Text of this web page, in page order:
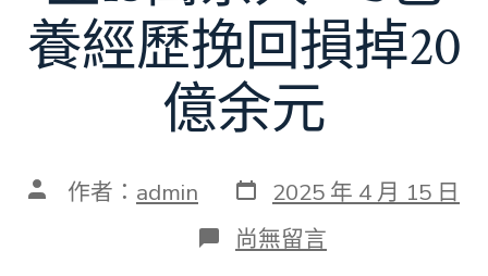
養經歷挽回損掉20
億余元
文 作者： admin 發
表
日
期
2025 年 4 月 15 日
在
〈贊！
尚無留言